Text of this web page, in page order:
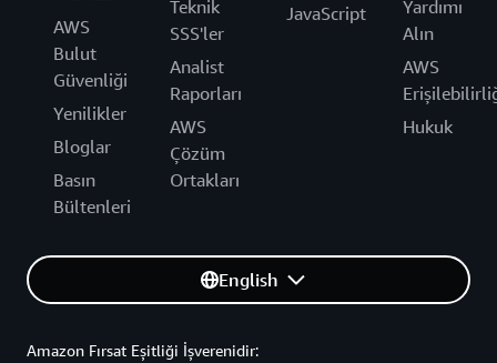
AWS
Bulut
Güvenliği
Yenilikler
Bloglar
Basın
Bültenleri
Teknik
SSS'ler
Analist
Raporları
AWS
Çözüm
Ortakları
JavaScript
Yardımı
Alın
AWS
Hukuk
English
Amazon Fırsat Eşitliği İşverenidir: